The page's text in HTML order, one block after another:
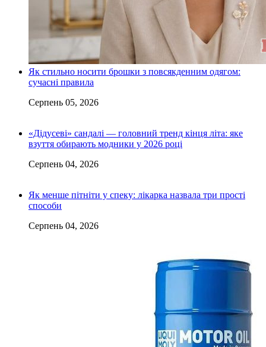
Як стильно носити брошки з повсякденним одягом:
сучасні правила
Серпень 05, 2026
«Дідусеві» сандалі — головний тренд кінця літа: яке
взуття обирають модники у 2026 році
Серпень 04, 2026
Як менше пітніти у спеку: лікарка назвала три прості
способи
Серпень 04, 2026